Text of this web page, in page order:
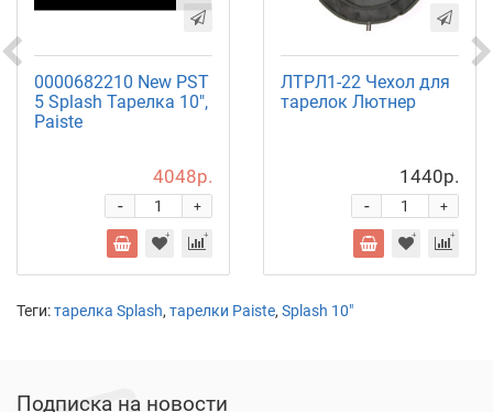
0000682210 New PST
5 Splash Тарелка 10",
Paiste
4048р.
+
-
ЛТРЛ1-22 Чехол для
тарелок Лютнер
1440р.
+
-
Теги:тарелка Splash, тарелки Paiste, Splash 10"
Подписка на новости